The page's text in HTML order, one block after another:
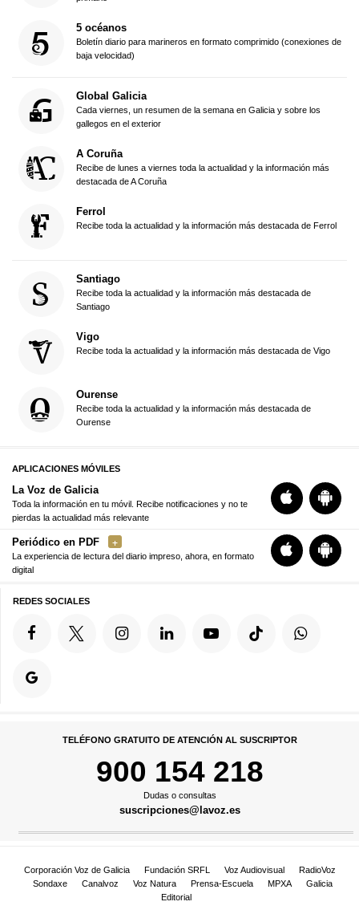
5 océanos
Boletín diario para marineros en formato comprimido (conexiones de
baja velocidad)
Global Galicia
Cada viernes, un resumen de la semana en Galicia y sobre los
gallegos en el exterior
A Coruña
Recibe de lunes a viernes toda la actualidad y la información más
destacada de A Coruña
Ferrol
Recibe toda la actualidad y la información más destacada de Ferrol
Santiago
Recibe toda la actualidad y la información más destacada de
Santiago
Vigo
Recibe toda la actualidad y la información más destacada de Vigo
Ourense
Recibe toda la actualidad y la información más destacada de
Ourense
APLICACIONES MÓVILES
La Voz de Galicia
Toda la información en tu móvil. Recibe notificaciones y no te
pierdas la actualidad más relevante
Periódico en PDF
La experiencia de lectura del diario impreso, ahora, en formato
digital
REDES SOCIALES
TELÉFONO GRATUITO DE ATENCIÓN AL SUSCRIPTOR
900 154 218
Dudas o consultas
suscripciones@lavoz.es
Corporación Voz de Galicia Fundación SRFL Voz Audiovisual
RadioVoz
Sondaxe
Canalvoz Voz Natura Prensa-Escuela MPXA
Galicia
Editorial